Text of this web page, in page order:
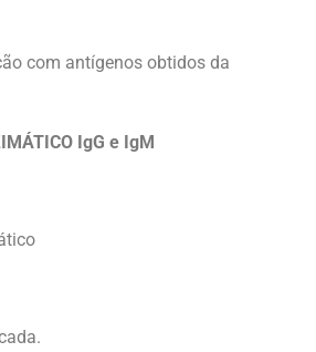
com antígenos obtidos da
IgG e IgM